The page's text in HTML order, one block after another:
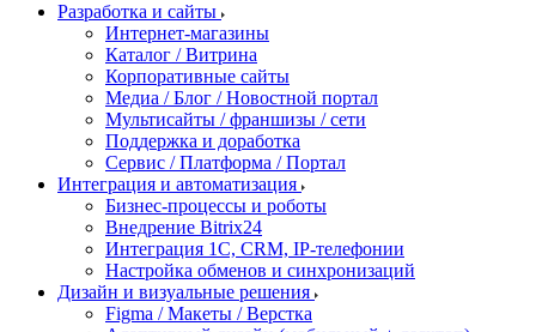
Разработка и сайты
Интернет-магазины
Каталог / Витрина
Корпоративные сайты
Медиа / Блог / Новостной портал
Мультисайты / франшизы / сети
Поддержка и доработка
Сервис / Платформа / Портал
Интеграция и автоматизация
Бизнес-процессы и роботы
Внедрение Bitrix24
Интеграция 1С, CRM, IP-телефонии
Настройка обменов и синхронизаций
Дизайн и визуальные решения
Figma / Макеты / Верстка